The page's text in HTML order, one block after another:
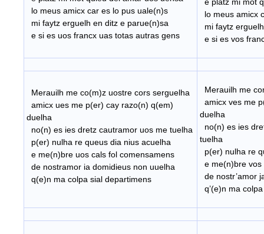
lo meus amicx car es lo pus uale(n)s
mi faytz erguelh en ditz e parue(n)sa
e si es uos francx uas totas autras gens
lo meus amicx
mi faytz
e si es vos
Merauilh me co(m)z uostre cors serguelha
amicx ues me p(er) cay razo(n) q(em)
duelha
no(n) es ies dretz cautramor uos me tuelha
p(er) nulha re queus dia nius acuelha
e me(n)bre uos cals fol comensamens
de nostramor ia domidieus non uuelha
q(e)n ma colpa sial departimens
Merauilh me
amicx ves me
duelha
no(n) es ies
tuelha
p(er) nulha re
e me(n)bre vos
de nostr’amor
q’(e)n ma